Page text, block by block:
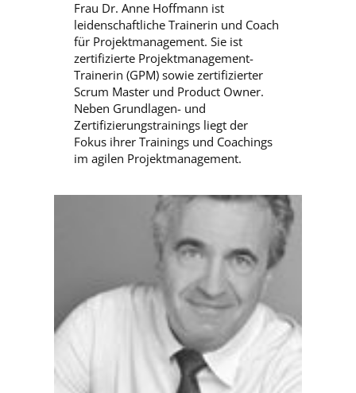
Frau Dr. Anne Hoffmann ist
leidenschaftliche Trainerin und Coach
für Projektmanagement. Sie ist
zertifizierte Projektmanagement-
Trainerin (GPM) sowie zertifizierter
Scrum Master und Product Owner.
Neben Grundlagen- und
Zertifizierungstrainings liegt der
Fokus ihrer Trainings und Coachings
im agilen Projektmanagement.